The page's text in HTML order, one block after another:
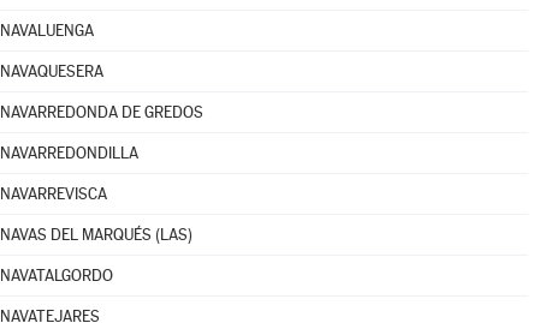
NAVALUENGA
NAVAQUESERA
NAVARREDONDA DE GREDOS
NAVARREDONDILLA
NAVARREVISCA
NAVAS DEL MARQUÉS (LAS)
NAVATALGORDO
NAVATEJARES